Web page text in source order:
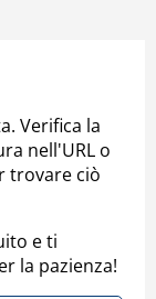
Verifica la
nell'URL o
trovare ciò
e ti
la pazienza!